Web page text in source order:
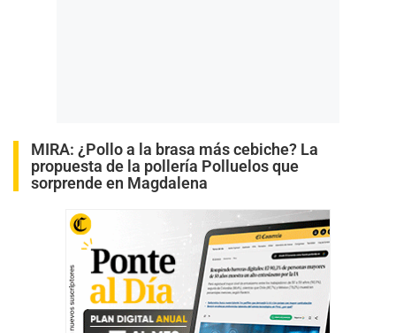
MIRA: ¿Pollo a la brasa más cebiche? La
propuesta de la pollería Polluelos que
sorprende en Magdalena